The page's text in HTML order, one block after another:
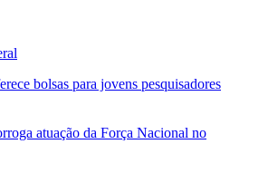
bolsas para jovens pesquisadores
atuação da Força Nacional no